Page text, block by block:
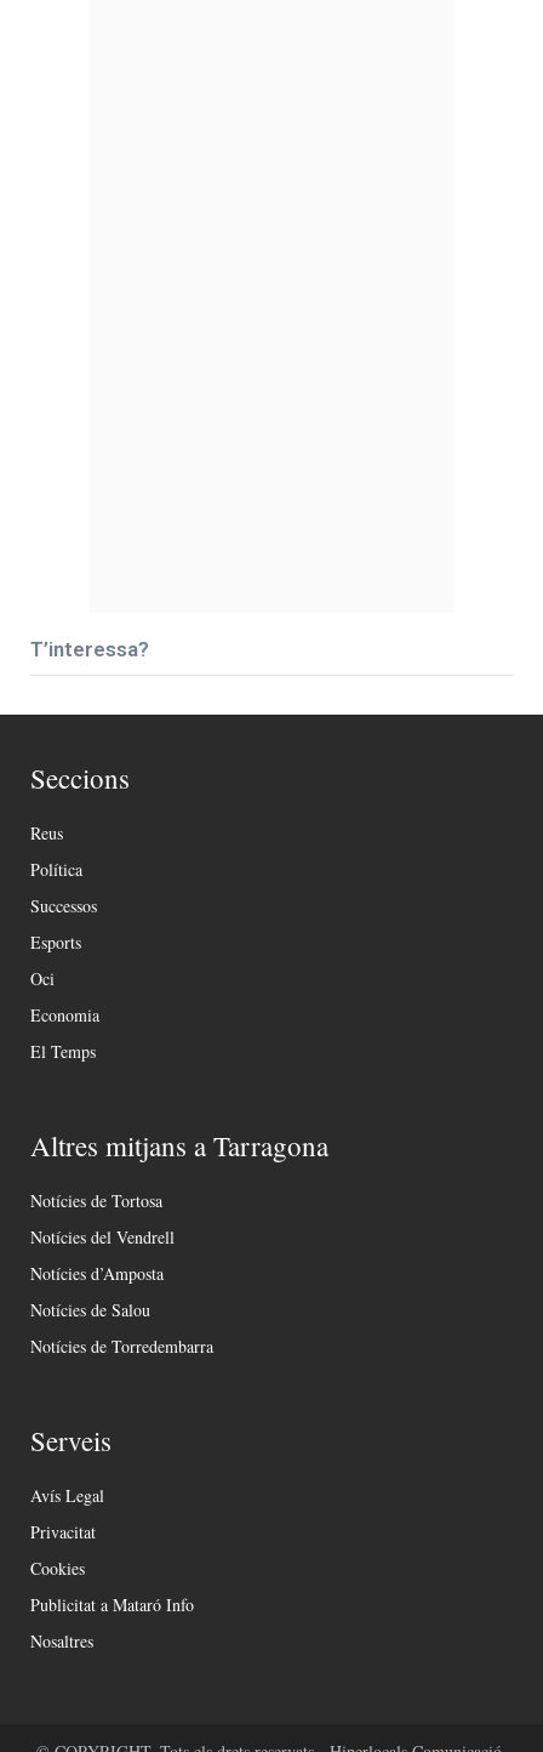
T’interessa?
Seccions
Reus
Política
Successos
Esports
Oci
Economia
El Temps
Altres mitjans a Tarragona
Notícies de Tortosa
Notícies del Vendrell
Notícies d’Amposta
Notícies de Salou
Notícies de Torredembarra
Serveis
Avís Legal
Privacitat
Cookies
Publicitat a Mataró Info
Nosaltres